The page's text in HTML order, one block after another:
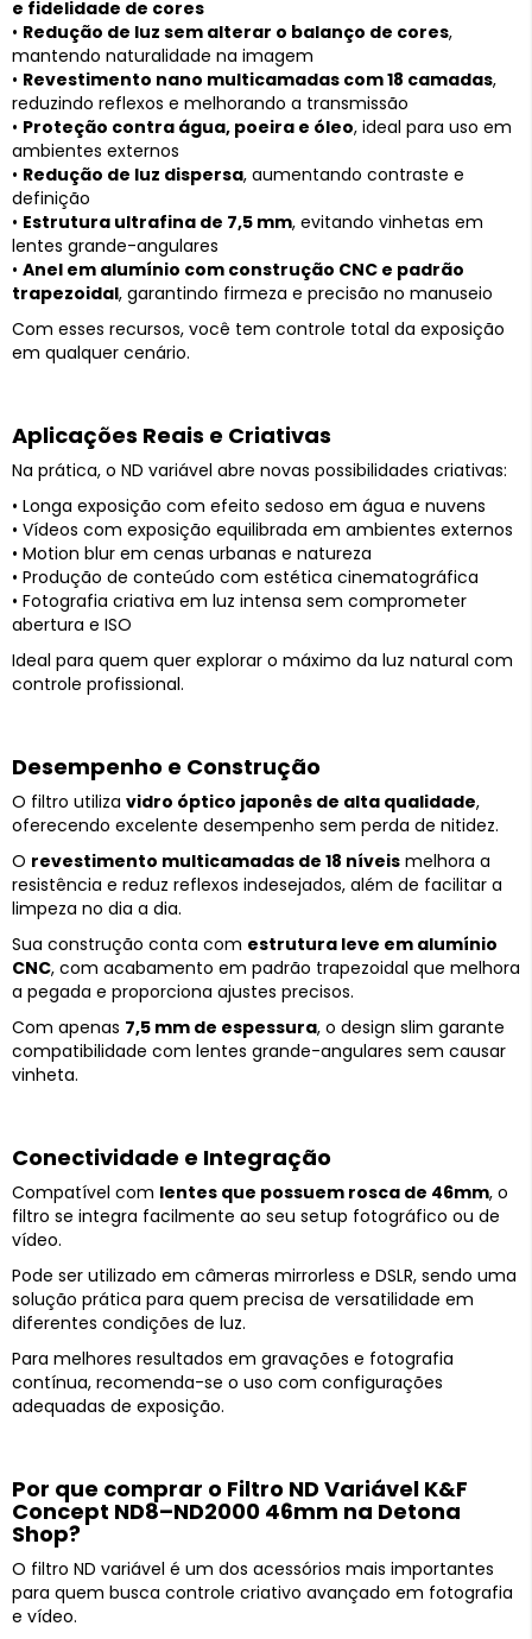
e fidelidade de cores
• Redução de luz sem alterar o balanço de cores,
mantendo naturalidade na imagem
• Revestimento nano multicamadas com 18 camadas,
reduzindo reflexos e melhorando a transmissão
• Proteção contra água, poeira e óleo, ideal para uso em
ambientes externos
• Redução de luz dispersa, aumentando contraste e
definição
• Estrutura ultrafina de 7,5 mm, evitando vinhetas em
lentes grande-angulares
• Anel em alumínio com construção CNC e padrão
trapezoidal, garantindo firmeza e precisão no manuseio
Com esses recursos, você tem controle total da exposição
em qualquer cenário.
Aplicações Reais e Criativas
Na prática, o ND variável abre novas possibilidades criativas:
• Longa exposição com efeito sedoso em água e nuvens
• Vídeos com exposição equilibrada em ambientes externos
• Motion blur em cenas urbanas e natureza
• Produção de conteúdo com estética cinematográfica
• Fotografia criativa em luz intensa sem comprometer
abertura e ISO
Ideal para quem quer explorar o máximo da luz natural com
controle profissional.
Desempenho e Construção
O filtro utiliza vidro óptico japonês de alta qualidade,
oferecendo excelente desempenho sem perda de nitidez.
O revestimento multicamadas de 18 níveis melhora a
resistência e reduz reflexos indesejados, além de facilitar a
limpeza no dia a dia.
Sua construção conta com estrutura leve em alumínio
CNC, com acabamento em padrão trapezoidal que melhora
a pegada e proporciona ajustes precisos.
Com apenas 7,5 mm de espessura, o design slim garante
compatibilidade com lentes grande-angulares sem causar
vinheta.
Conectividade e Integração
Compatível com lentes que possuem rosca de 46mm, o
filtro se integra facilmente ao seu setup fotográfico ou de
vídeo.
Pode ser utilizado em câmeras mirrorless e DSLR, sendo uma
solução prática para quem precisa de versatilidade em
diferentes condições de luz.
Para melhores resultados em gravações e fotografia
contínua, recomenda-se o uso com configurações
adequadas de exposição.
Por que comprar o Filtro ND Variável K&F
Concept ND8–ND2000 46mm na Detona
Shop?
O filtro ND variável é um dos acessórios mais importantes
para quem busca controle criativo avançado em fotografia
e vídeo.